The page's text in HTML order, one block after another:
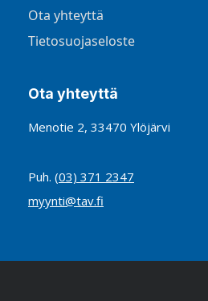
Ota yhteyttä
Tietosuojaseloste
Ota yhteyttä
Menotie 2, 33470 Ylöjärvi
Puh. (03) 371 2347
myynti@tav.fi